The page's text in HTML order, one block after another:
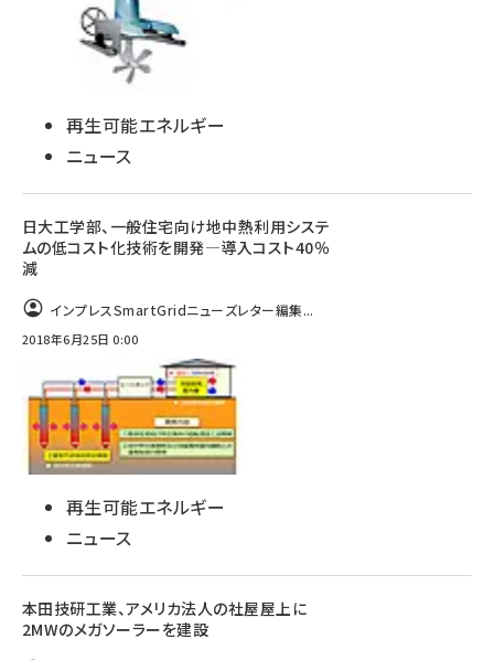
再生可能エネルギー
ニュース
日大工学部、一般住宅向け地中熱利用システ
ムの低コスト化技術を開発―導入コスト40％
減
インプレスSmartGridニューズレター編集...
2018年6月25日 0:00
再生可能エネルギー
ニュース
本田技研工業、アメリカ法人の社屋屋上に
2MWのメガソーラーを建設